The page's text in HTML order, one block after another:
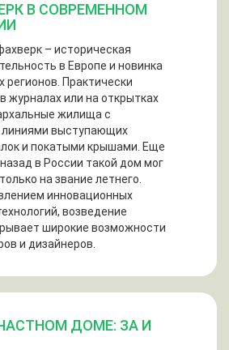
В СОВРЕМЕННОМ
– историческая
в Европе и новинка
регионов. Практически
журналах или на открытках
жилища с
выступающих
и покатыми крышами. Еще
в России такой дом мог
на звание летнего.
инновационных
возведение
широкие возможности
и дизайнеров.
ДОМЕ: ЗА И